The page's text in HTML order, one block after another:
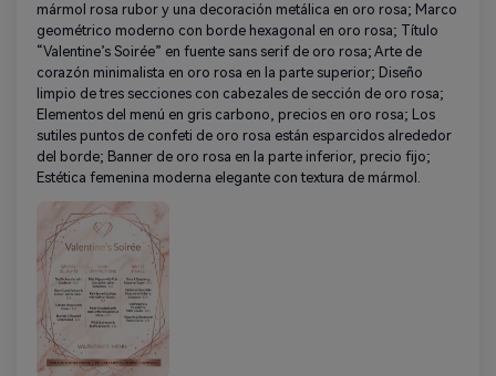
mármol rosa rubor y una decoración metálica en oro rosa; Marco
geométrico moderno con borde hexagonal en oro rosa; Título
“Valentine’s Soirée” en fuente sans serif de oro rosa; Arte de
corazón minimalista en oro rosa en la parte superior; Diseño
limpio de tres secciones con cabezales de sección de oro rosa;
Elementos del menú en gris carbono, precios en oro rosa; Los
sutiles puntos de confeti de oro rosa están esparcidos alrededor
del borde; Banner de oro rosa en la parte inferior, precio fijo;
Estética femenina moderna elegante con textura de mármol.